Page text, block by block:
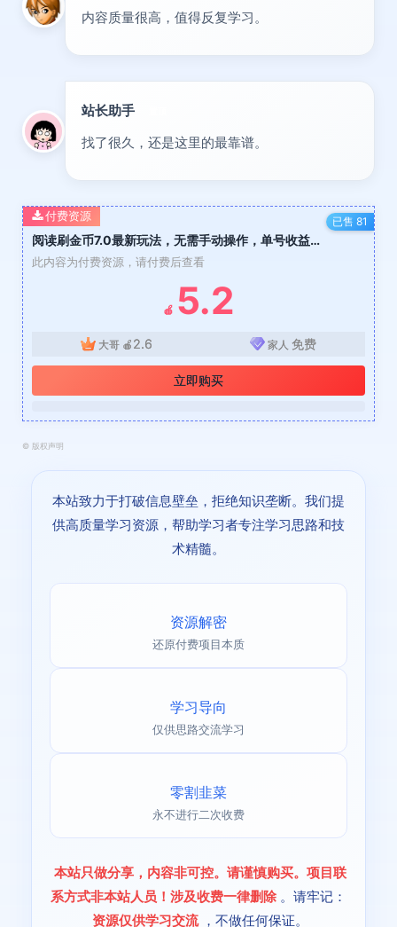
内容质量很高，值得反复学习。
站长助手
找了很久，还是这里的最靠谱。
阅读刷金币7.0最新玩法，无需手动操作，单号收益140+
此内容为付费资源，请付费后查看
🍎 5.2
大哥 🍎 2.6 家人 免费
立即购买
付费资源 已售 81
© 版权声明
本站致力于打破信息壁垒，拒绝知识垄断。我们提
供高质量学习资源，帮助学习者专注学习思路和技
术精髓。
资源解密
还原付费项目本质
学习导向
仅供思路交流学习
零割韭菜
永不进行二次收费
本站只做分享，内容非可控。请谨慎购买。项目联
系方式非本站人员！涉及收费一律删除 。请牢记：
资源仅供学习交流 ，不做任何保证。